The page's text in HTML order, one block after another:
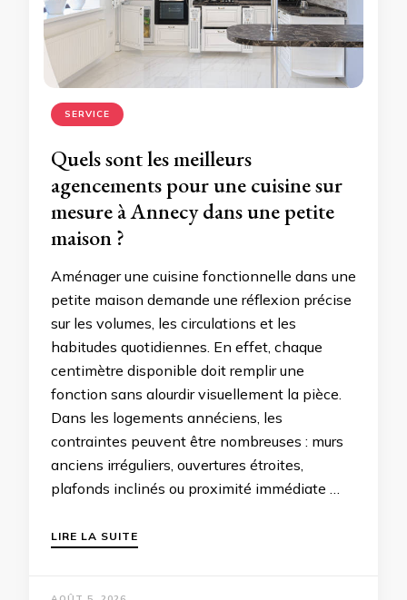
SERVICE
Quels sont les meilleurs
agencements pour une cuisine sur
mesure à Annecy dans une petite
maison ?
Aménager une cuisine fonctionnelle dans une
petite maison demande une réflexion précise
sur les volumes, les circulations et les
habitudes quotidiennes. En effet, chaque
centimètre disponible doit remplir une
fonction sans alourdir visuellement la pièce.
Dans les logements annéciens, les
contraintes peuvent être nombreuses : murs
anciens irréguliers, ouvertures étroites,
plafonds inclinés ou proximité immédiate …
LIRE LA SUITE